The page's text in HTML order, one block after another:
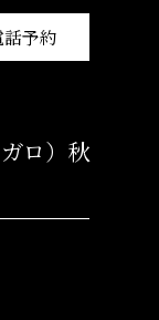
予約
ロ）秋